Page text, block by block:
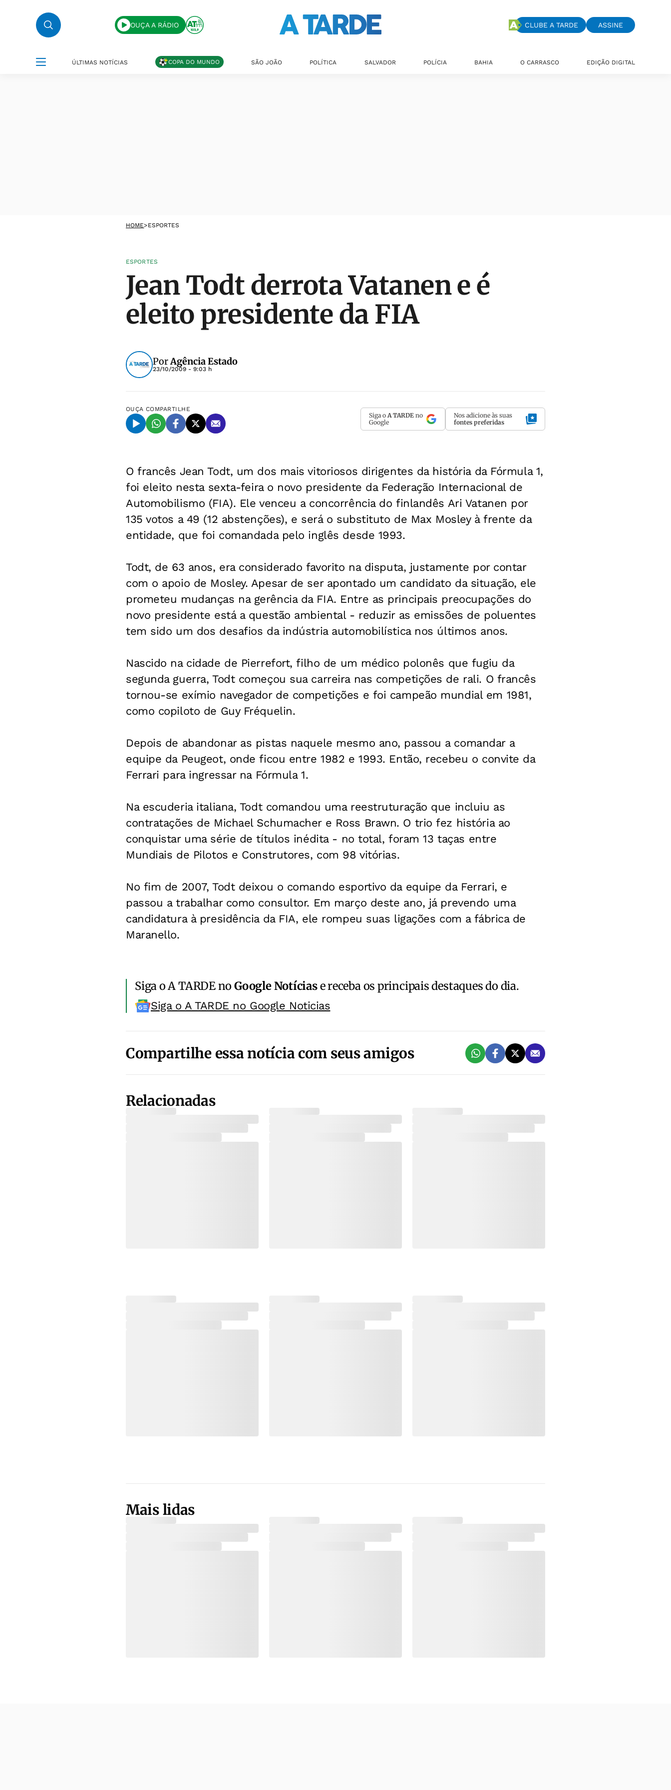
OUÇA A RÁDIO CLUBE A TARDE ASSINE
ÚLTIMAS NOTÍCIAS COPA DO MUNDO SÃO JOÃO POLÍTICA SALVADOR POLÍCIA BAHIA O CARRASCO EDIÇÃO DIGITAL
HOME>ESPORTES
ESPORTES
Jean Todt derrota Vatanen e é
eleito presidente da FIA
PorAgência Estado
23/10/2009 - 9:03 h
OUÇA COMPARTILHE
Siga o A TARDE no
Google
Nos adicione às suas
fontes preferidas
O francês Jean Todt, um dos mais vitoriosos dirigentes da história da Fórmula 1,
foi eleito nesta sexta-feira o novo presidente da Federação Internacional de
Automobilismo (FIA). Ele venceu a concorrência do finlandês Ari Vatanen por
135 votos a 49 (12 abstenções), e será o substituto de Max Mosley à frente da
entidade, que foi comandada pelo inglês desde 1993.
Todt, de 63 anos, era considerado favorito na disputa, justamente por contar
com o apoio de Mosley. Apesar de ser apontado um candidato da situação, ele
prometeu mudanças na gerência da FIA. Entre as principais preocupações do
novo presidente está a questão ambiental - reduzir as emissões de poluentes
tem sido um dos desafios da indústria automobilística nos últimos anos.
Nascido na cidade de Pierrefort, filho de um médico polonês que fugiu da
segunda guerra, Todt começou sua carreira nas competições de rali. O francês
tornou-se exímio navegador de competições e foi campeão mundial em 1981,
como copiloto de Guy Fréquelin.
Depois de abandonar as pistas naquele mesmo ano, passou a comandar a
equipe da Peugeot, onde ficou entre 1982 e 1993. Então, recebeu o convite da
Ferrari para ingressar na Fórmula 1.
Na escuderia italiana, Todt comandou uma reestruturação que incluiu as
contratações de Michael Schumacher e Ross Brawn. O trio fez história ao
conquistar uma série de títulos inédita - no total, foram 13 taças entre
Mundiais de Pilotos e Construtores, com 98 vitórias.
No fim de 2007, Todt deixou o comando esportivo da equipe da Ferrari, e
passou a trabalhar como consultor. Em março deste ano, já prevendo uma
candidatura à presidência da FIA, ele rompeu suas ligações com a fábrica de
Maranello.
Siga o A TARDE noGoogle Notíciase receba os principais destaques do dia.
Siga o A TARDE no Google Noticias
Compartilhe essa notícia com seus amigos
Relacionadas
Mais lidas